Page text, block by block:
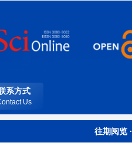
系方式
Us
往期阅览 ·